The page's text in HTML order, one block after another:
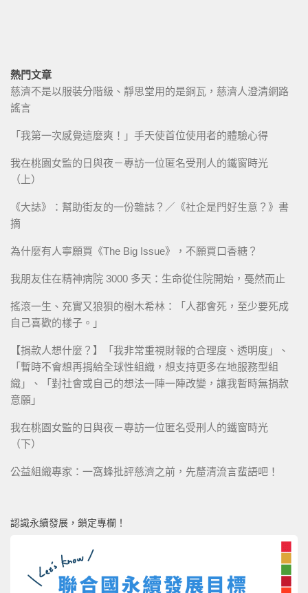
熱門文章
慈濟不是以服裝分階級、靜思堂用的是銅瓦，慈濟人澄清網路
謠言
「我第一次感覺這麼爽！」手天使首位使用者的體驗心得
我在桃園女監的日與夜－專訪一位匿名受刑人的鐵窗時光
（上）
《大誌》：幫助街友的一份雜誌？／《社企是門好生意？》書
摘
為什麼有人寧願買《The Big Issue》，不願買口香糖？
我朋友住在精神病院 3000 多天：生命從住院開始，戞然而止
搖滾一生、充實又狼狽的樹木希林：「人都會死，至少要死成
自己喜歡的樣子。」
【捐款人想什麼？】「我非常重視財報的合理度、透明度」、
「暫時不會想再捐給全球性組織，想支持更多在地服務型組
織」、「對社會或自己的想法一陣一陣改變，讓我暫時無捐款
意願」
我在桃園女監的日與夜－專訪一位匿名受刑人的鐵窗時光
（下）
公益組織專家：一窩蜂批評慈濟之前，先釐清流言蜚語吧！
認識永續發展，鎖定專欄！